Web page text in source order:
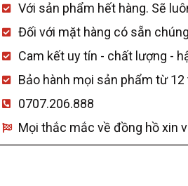
Với sản phẩm hết hàng. Sẽ
Đối với mặt hàng có sẵn
Cam kết uy tín - chất lượng -
Bảo hành mọi sản phẩm từ 12
0707.206.888
Mọi thắc mắc về đồng hồ xin